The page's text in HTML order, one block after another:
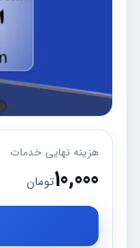
هزینه نهایی خدمات
10,000تومان